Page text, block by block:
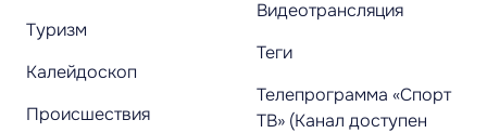
Туризм
Калейдоскоп
Происшествия
Видеотрансляция
Теги
Телепрограмма «Спорт
ТВ» (Канал доступен